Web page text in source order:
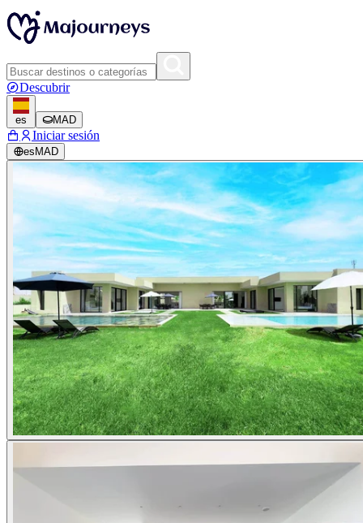
Descubrir
es MAD
Iniciar sesión
es MAD